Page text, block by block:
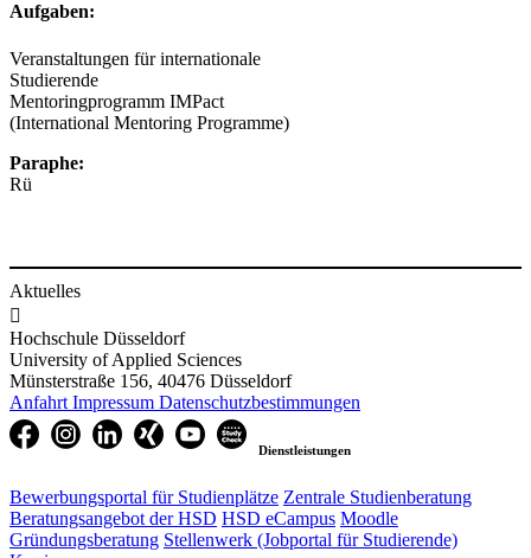
Aufgaben:
Veranstaltungen für internationale
Studierende
Mentoringprogramm IMPact
(International Mentoring Programme)
Paraphe:
Rü
Aktuelles

Hochschule Düsseldorf
University of Applied Sciences
Münsterstraße 156, 40476 Düsseldorf
Anfahrt Impressum Datenschutzbestimmungen
Dienstleistungen
Bewerbungsportal für Studienplätze Zentrale Studienberatung
Beratungsangebot der HSD HSD eCampus Moodle
Gründungsberatung Stellenwerk (Jobportal für Studierende)